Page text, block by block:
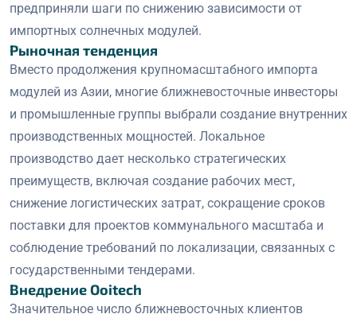
предприняли шаги по снижению зависимости от
импортных солнечных модулей.
Рыночная тенденция
Вместо продолжения крупномасштабного импорта
модулей из Азии, многие ближневосточные инвесторы
и промышленные группы выбрали создание внутренних
производственных мощностей. Локальное
производство дает несколько стратегических
преимуществ, включая создание рабочих мест,
снижение логистических затрат, сокращение сроков
поставки для проектов коммунального масштаба и
соблюдение требований по локализации, связанных с
государственными тендерами.
Внедрение Ooitech
Значительное число ближневосточных клиентов